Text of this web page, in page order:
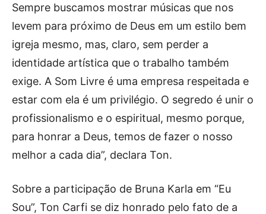
Sempre buscamos mostrar músicas que nos
levem para próximo de Deus em um estilo bem
igreja mesmo, mas, claro, sem perder a
identidade artística que o trabalho também
exige. A Som Livre é uma empresa respeitada e
estar com ela é um privilégio. O segredo é unir o
profissionalismo e o espiritual, mesmo porque,
para honrar a Deus, temos de fazer o nosso
melhor a cada dia”, declara Ton.
Sobre a participação de Bruna Karla em “Eu
Sou”, Ton Carfi se diz honrado pelo fato de a